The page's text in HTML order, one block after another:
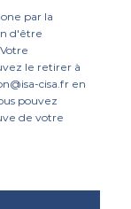
par la
d'être
le retirer à
cisa.fr en
pouvez
de votre